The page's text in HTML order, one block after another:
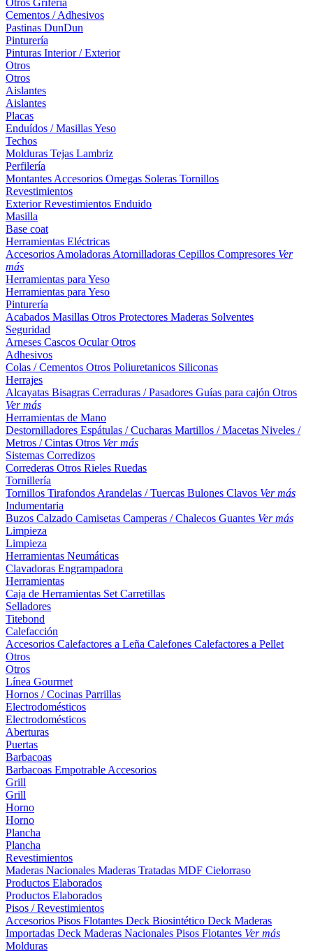
Otros Grifería
Cementos / Adhesivos
Pastinas DunDun
Pinturería
Pinturas Interior / Exterior
Otros
Otros
Aislantes
Aislantes
Placas
Enduídos / MasillasYeso
Techos
Molduras Tejas Lambriz
Perfilería
Montantes Accesorios Omegas Soleras Tornillos
Revestimientos
ExteriorRevestimientos Enduido
Masilla
Base coat
Herramientas Eléctricas
Accesorios Amoladoras Atornilladoras Cepillos Compresores Ver
más
Herramientas para Yeso
Herramientas para Yeso
Pinturería
Acabados Masillas Otros Protectores Maderas Solventes
Seguridad
Arneses Cascos OcularOtros
Adhesivos
Colas / Cementos Otros Poliuretanicos Siliconas
Herrajes
Alcayatas Bisagras Cerraduras / Pasadores Guías para cajón Otros
Ver más
Herramientas de Mano
Destornilladores Espátulas / Cucharas Martillos / Macetas Niveles /
Metros / Cintas Otros Ver más
Sistemas Corredizos
Correderas Otros Rieles Ruedas
Tornillería
Tornillos Tirafondos Arandelas / Tuercas Bulones Clavos Ver más
Indumentaria
Buzos Calzado Camisetas Camperas / Chalecos Guantes Ver más
Limpieza
Limpieza
Herramientas Neumáticas
Clavadoras Engrampadora
Herramientas
Caja de Herramientas Set Carretillas
Selladores
Titebond
Calefacción
Accesorios Calefactores a Leña Calefones Calefactores a Pellet
Otros
Otros
Línea Gourmet
Hornos / Cocinas Parrillas
Electrodomésticos
Electrodomésticos
Aberturas
Puertas
Barbacoas
Barbacoas Empotrable Accesorios
Grill
Grill
Horno
Horno
Plancha
Plancha
Revestimientos
Maderas Nacionales Maderas Tratadas MDF Cielorraso
Productos Elaborados
Productos Elaborados
Pisos / Revestimientos
Accesorios Pisos Flotantes Deck Biosintético Deck Maderas
Importadas Deck Maderas Nacionales Pisos Flotantes Ver más
Molduras